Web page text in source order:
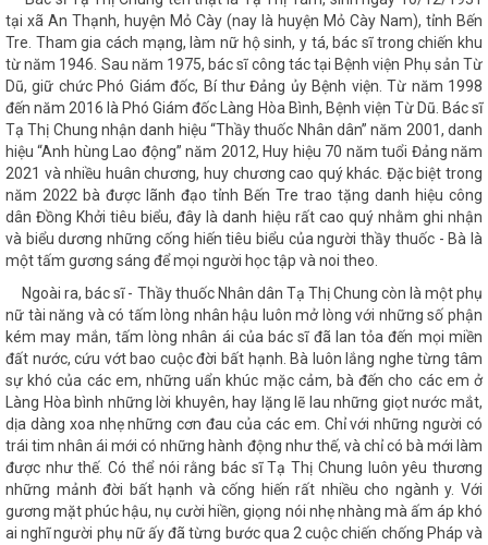
tại xã An Thạnh, huyện Mỏ Cày (nay là huyện Mỏ Cày Nam), tỉnh Bến
Tre. Tham gia cách mạng, làm nữ hộ sinh, y tá, bác sĩ trong chiến khu
từ năm 1946. Sau năm 1975, bác sĩ công tác tại Bệnh viện Phụ sản Từ
Dũ, giữ chức Phó Giám đốc, Bí thư Đảng ủy Bệnh viện. Từ năm 1998
đến năm 2016 là Phó Giám đốc Làng Hòa Bình, Bệnh viện Từ Dũ. Bác sĩ
Tạ Thị Chung nhận danh hiệu “Thầy thuốc Nhân dân” năm 2001, danh
hiệu “Anh hùng Lao động” năm 2012, Huy hiệu 70 năm tuổi Đảng năm
2021 và nhiều huân chương, huy chương cao quý khác. Đặc biệt trong
năm 2022 bà được lãnh đạo tỉnh Bến Tre trao tặng danh hiệu công
dân Đồng Khởi tiêu biểu, đây là danh hiệu rất cao quý nhằm ghi nhận
và biểu dương những cống hiến tiêu biểu của người thầy thuốc - Bà là
một tấm gương sáng để mọi người học tập và noi theo.
Ngoài ra, bác sĩ - Thầy thuốc Nhân dân Tạ Thị Chung còn là một phụ
nữ tài năng và có tấm lòng nhân hậu luôn mở lòng với những số phận
kém may mắn, tấm lòng nhân ái của bác sĩ đã lan tỏa đến mọi miền
đất nước, cứu vớt bao cuộc đời bất hạnh. Bà luôn lắng nghe từng tâm
sự khó của các em, những uẩn khúc mặc cảm, bà đến cho các em ở
Làng Hòa bình những lời khuyên, hay lặng lẽ lau những giọt nước mắt,
dịa dàng xoa nhẹ những cơn đau của các em. Chỉ với những người có
trái tim nhân ái mới có những hành động như thế, và chỉ có bà mới làm
được như thế. Có thể nói rằng bác sĩ Tạ Thị Chung luôn yêu thương
những mảnh đời bất hạnh và cống hiến rất nhiều cho ngành y. Với
gương mặt phúc hậu, nụ cười hiền, giọng nói nhẹ nhàng mà ấm áp khó
ai nghĩ người phụ nữ ấy đã từng bước qua 2 cuộc chiến chống Pháp và